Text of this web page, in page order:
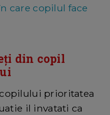
care copilul face
din copil
prioritatea
il invatati ca